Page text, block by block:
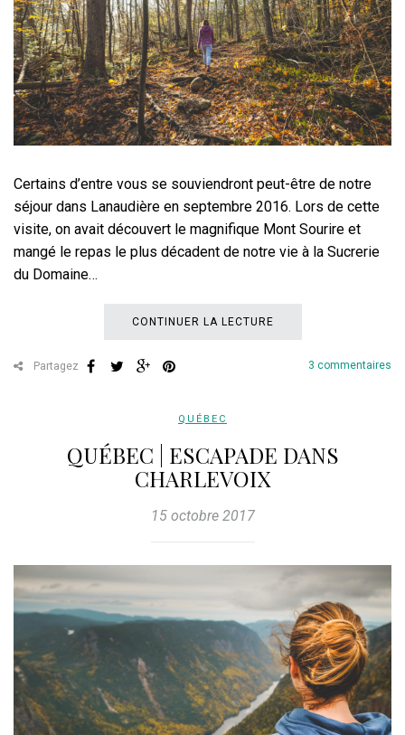
Certains d’entre vous se souviendront peut-être de notre
séjour dans Lanaudière en septembre 2016. Lors de cette
visite, on avait découvert le magnifique Mont Sourire et
mangé le repas le plus décadent de notre vie à la Sucrerie
du Domaine…
CONTINUER LA LECTURE
3 commentaires
Partagez
QUÉBEC
QUÉBEC | ESCAPADE DANS
CHARLEVOIX
15 octobre 2017